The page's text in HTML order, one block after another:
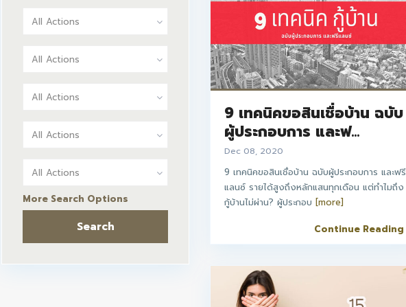
9 เทคนิคขอสินเชื่อบ้าน ฉบับ
ผู้ประกอบการ และฟ...
Dec 08, 2020
9 เทคนิคขอสินเชื่อบ้าน ฉบับผู้ประกอบการ และฟรี
แลนซ์ รายได้สูงถึงหลักแสนทุกเดือน แต่ทำไมถึง
กู้บ้านไม่ผ่าน? ผู้ประกอบ [more]
Continue Reading
All Actions
All Actions
All Actions
All Actions
All Actions
More Search Options
Search